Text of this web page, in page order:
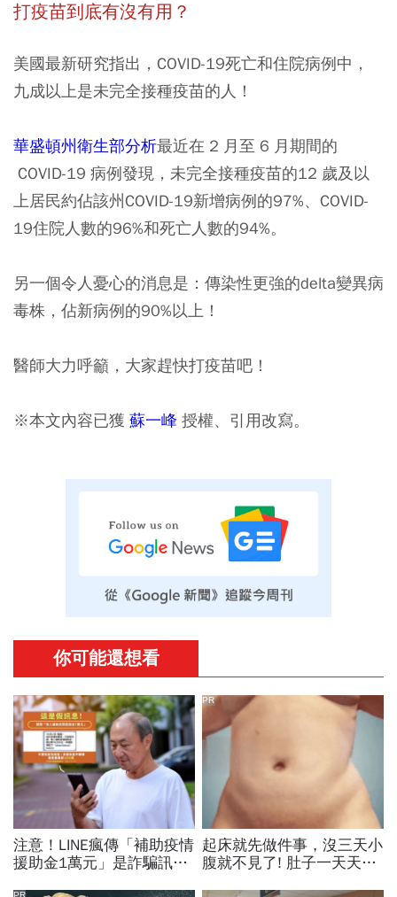
打疫苗到底有沒有用？
美國最新研究指出，COVID-19死亡和住院病例中，
九成以上是未完全接種疫苗的人！
華盛頓州衛生部分析最近在 2 月至 6 月期間的​
COVID-19 病例發現， 未完全接種疫苗的12 歲及以
上居民約佔該州COVID-19新增病例的97%、COVID-
19住院人數的96%和死亡人數的94%。
另一個令人憂心的消息是：傳染性更強的delta變異病
毒株，佔新病例的90%以上！
醫師大力呼籲，大家趕快打疫苗吧！
※本文內容已獲 蘇一峰 授權、引用改寫。